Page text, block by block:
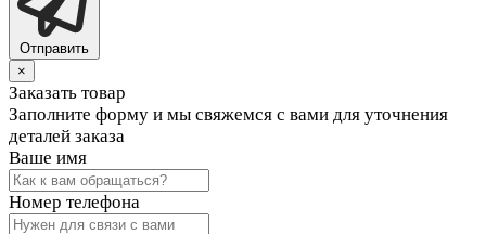
Отправить
×
Заказать товар
Заполните форму и мы свяжемся с вами для уточнения
деталей заказа
Ваше имя
Номер телефона